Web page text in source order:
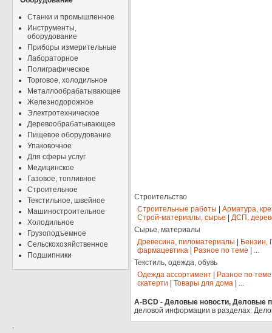
Станки и промышленное
Инструменты,
оборудование
Приборы измерительные
Лабораторное
Полиграфическое
Торговое, холодильное
Металлообрабатывающее
Железнодорожное
Электротехническое
Деревообрабатывающее
Пищевое оборудование
Упаковочное
Для сферы услуг
Медицинское
Газовое, топливное
Строительное
Текстильное, швейное
Машиностроительное
Холодильное
Грузоподъемное
Сельскохозяйственное
Подшипники
Строительство
Строительные работы
Арматура,
Строй-материалы, сырье
ДСП,
Сырье, материалы
Древесина, пиломатериалы
Бензин,
фармацевтика
Разное по теме
...
Текстиль, одежда, обувь
Одежда ассортимент
Разное по теме
скатерти
Товары для дома ...
A-BCD - Деловые новости, Деловые
деловой информации в разделах:
.